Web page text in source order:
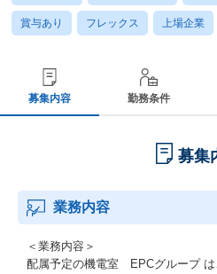
賞与あり フレックス 上場企業
募集内容 勤務条件
募集
業務内容
＜業務内容＞
配属予定の機電室 EPCグループ は